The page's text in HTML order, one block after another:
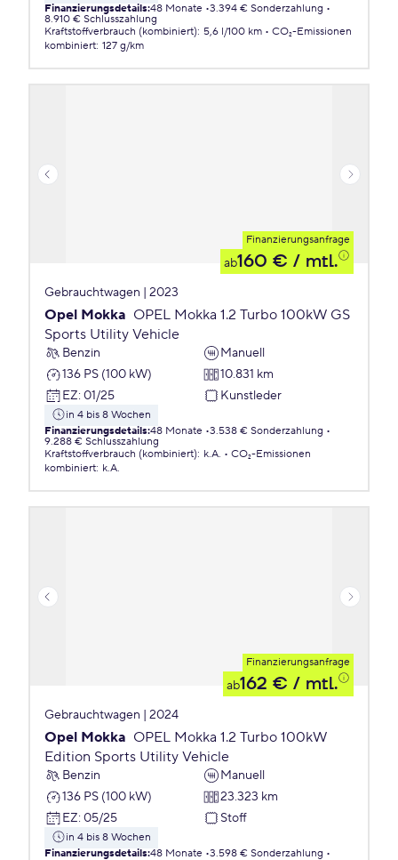
Finanzierungsdetails:48 Monate 3.394 € Sonderzahlung
8.910 € Schlusszahlung
Kraftstoffverbrauch (kombiniert): 5,6 l/100 km
CO₂-Emissionen
kombiniert: 127 g/km
Finanzierungsanfrage
ab160 € / mtl.
Gebrauchtwagen | 2023
Opel Mokka OPEL Mokka 1.2 Turbo 100kW GS
Sports Utility Vehicle
Benzin
Manuell
136 PS (100 kW)
10.831 km
EZ: 01/25 Kunstleder
in 4 bis 8 Wochen
Finanzierungsdetails:48 Monate 3.538 € Sonderzahlung
9.288 € Schlusszahlung
Kraftstoffverbrauch (kombiniert): k.A.
CO₂-Emissionen
kombiniert: k.A.
Finanzierungsanfrage
ab162 € / mtl.
Gebrauchtwagen | 2024
Opel Mokka OPEL Mokka 1.2 Turbo 100kW
Edition Sports Utility Vehicle
Benzin
Manuell
136 PS (100 kW)
23.323 km
EZ: 05/25 Stoff
in 4 bis 8 Wochen
Finanzierungsdetails:48 Monate 3.598 € Sonderzahlung